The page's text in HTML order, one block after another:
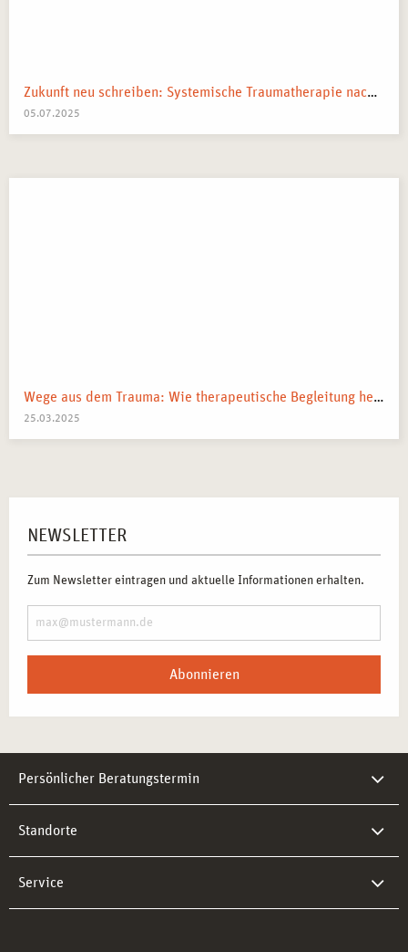
Zukunft neu schreiben: Systemische Traumatherapie nach kollektiven Schocks
05.07.2025
Wege aus dem Trauma: Wie therapeutische Begleitung helfen kann
25.03.2025
NEWSLETTER
Zum Newsletter eintragen und aktuelle Informationen erhalten.
Abonnieren
Persönlicher Beratungstermin
Standorte
Service